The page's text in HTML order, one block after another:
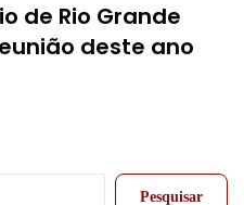
de Rio Grande
deste ano
Pesquisar